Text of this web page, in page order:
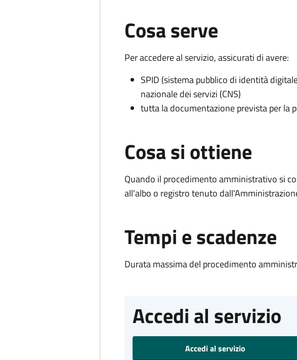
Cosa serve
Per accedere al servizio, assicurati di avere:
SPID (sistema pubblico di identità
nazionale dei servizi (CNS)
tutta la documentazione prevista per la
Cosa si ottiene
Quando il procedimento amministrativo si
all'albo o registro tenuto
Tempi e scadenze
Durata massima del procedimento
Accedi al servizio
Accedi al servizio